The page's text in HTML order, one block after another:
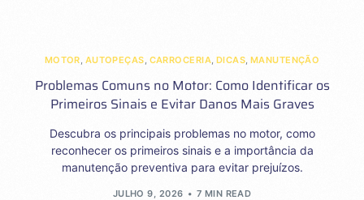
MOTOR, AUTOPEÇAS, CARROCERIA, DICAS, MANUTENÇÃO
Problemas Comuns no Motor: Como Identificar os
Primeiros Sinais e Evitar Danos Mais Graves
Descubra os principais problemas no motor, como
reconhecer os primeiros sinais e a importância da
manutenção preventiva para evitar prejuízos.
JULHO 9, 2026 7 MIN READ